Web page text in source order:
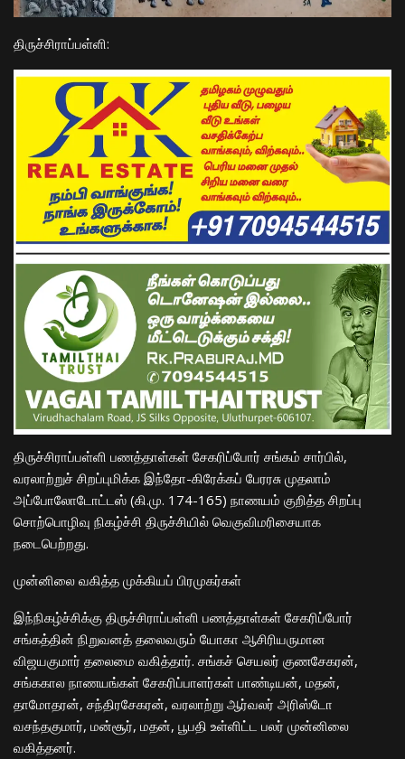
​திருச்சிராப்பள்ளி:
திருச்சிராப்பள்ளி பணத்தாள்கள் சேகரிப்போர் சங்கம் சார்பில்,
வரலாற்றுச் சிறப்புமிக்க இந்தோ-கிரேக்கப் பேரரசு முதலாம்
அப்போலோடோட்டஸ் (கி.மு. 174-165) நாணயம் குறித்த சிறப்பு
சொற்பொழிவு நிகழ்ச்சி திருச்சியில் வெகுவிமரிசையாக
நடைபெற்றது.
​முன்னிலை வகித்த முக்கியப் பிரமுகர்கள்
​இந்நிகழ்ச்சிக்கு திருச்சிராப்பள்ளி பணத்தாள்கள் சேகரிப்போர்
சங்கத்தின் நிறுவனத் தலைவரும் யோகா ஆசிரியருமான
விஜயகுமார் தலைமை வகித்தார். சங்கச் செயலர் குணசேகரன்,
சங்ககால நாணயங்கள் சேகரிப்பாளர்கள் பாண்டியன், மதன்,
தாமோதரன், சந்திரசேகரன், வரலாற்று ஆர்வலர் அரிஸ்டோ
வசந்தகுமார், மன்சூர், மதன், பூபதி உள்ளிட்ட பலர் முன்னிலை
வகித்தனர்.